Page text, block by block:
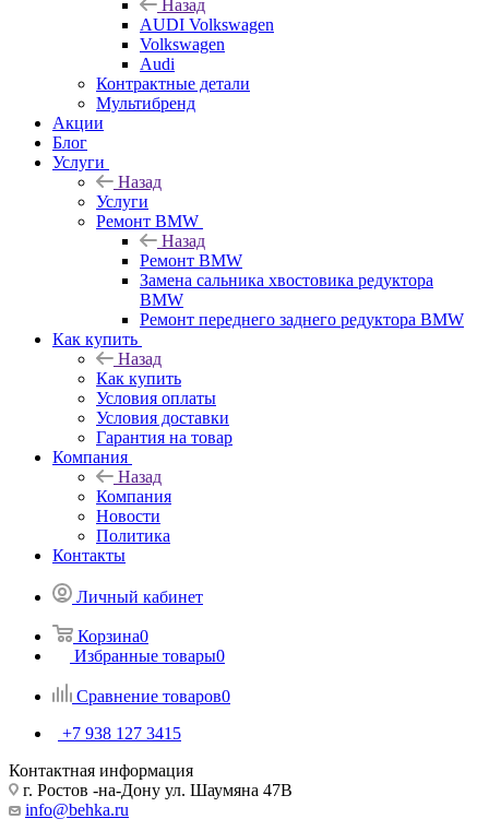
Назад
AUDI Volkswagen
Volkswagen
Audi
Контрактные детали
Мультибренд
Акции
Блог
Услуги
Назад
Услуги
Ремонт BMW
Назад
Ремонт BMW
Замена сальника хвостовика редуктора
BMW
Ремонт переднего заднего редуктора BMW
Как купить
Назад
Как купить
Условия оплаты
Условия доставки
Гарантия на товар
Компания
Назад
Компания
Новости
Политика
Контакты
Личный кабинет
Корзина0
Избранные товары0
Сравнение товаров0
+7 938 127 3415
Контактная информация
г. Ростов -на-Дону ул. Шаумяна 47В
info@behka.ru